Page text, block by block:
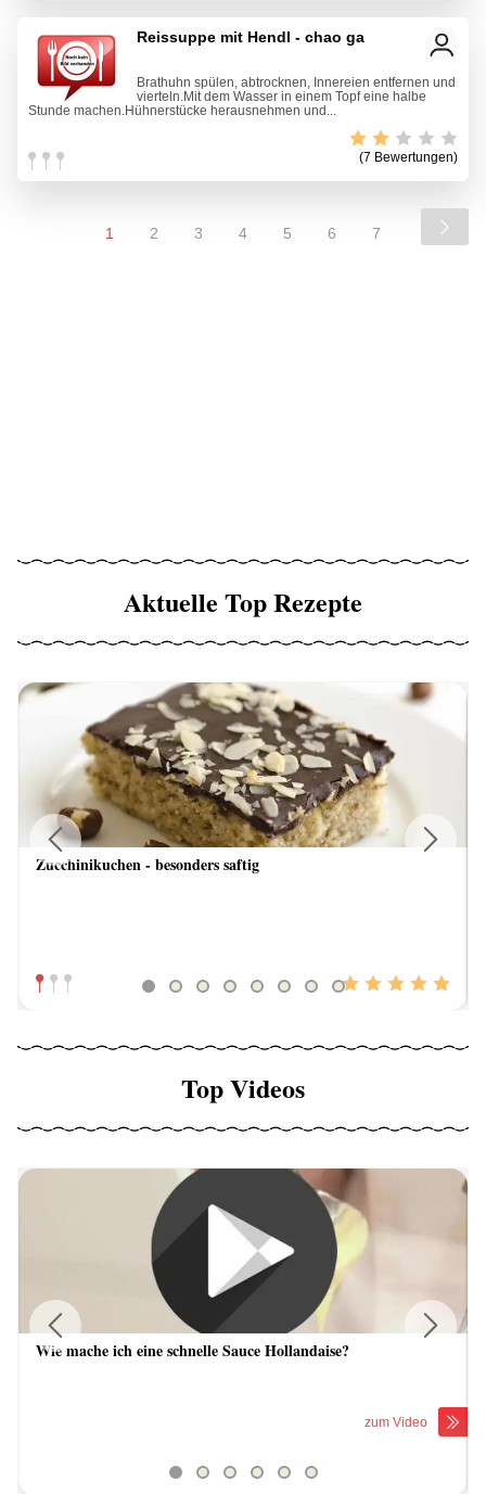
Reissuppe mit Hendl - chao ga
Brathuhn spülen, abtrocknen, Innereien entfernen und
vierteln.Mit dem Wasser in einem Topf eine halbe
Stunde machen.Hühnerstücke herausnehmen und...
(7 Bewertungen)
1 2 3 4 5 6 7
Aktuelle Top Rezepte
Zucchinikuchen - besonders saftig
Previous
Top Videos
Wie mache ich eine schnelle Sauce Hollandaise?
zum Video
Previous